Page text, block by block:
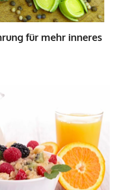
für mehr inneres